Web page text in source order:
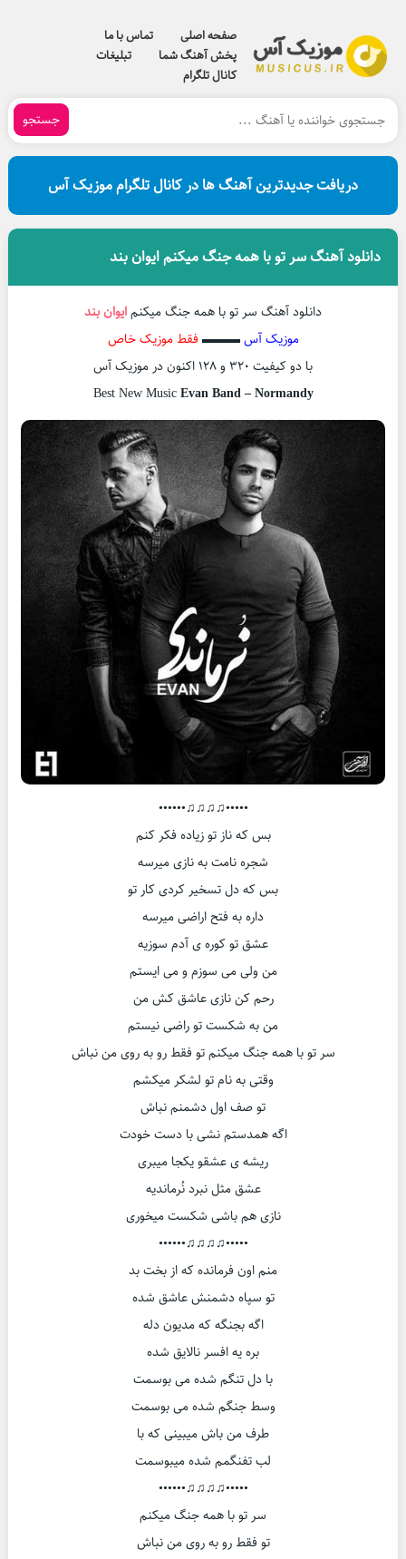
صفحه اصلی
تماس با ما
پخش آهنگ شما
تبلیغات
کانال تلگرام
جستجو
دریافت جدیدترین آهنگ ها در کانال تلگرام موزیک آس
دانلود آهنگ سر تو با همه جنگ میکنم ایوان بند
دانلود آهنگ سر تو با همه جنگ میکنمایوان بند
موزیک آس▬▬▬ فقط موزیک خاص
با دو کیفیت ۳۲۰ و ۱۲۸ اکنون در موزیک آس
Best New MusicEvan Band – Normandy
•••••♫♫♫♫••••••
بس که ناز تو زیاده فکر کنم
شجره نامت به نازی میرسه
بس که دل تسخیر کردی کار تو
داره به فتح اراضی میرسه
عشق تو کوره ی آدم سوزیه
من ولی می سوزم و می ایستم
رحم کن نازی عاشق کش من
من به شکست تو راضی نیستم
سر تو با همه جنگ میکنم تو فقط رو به روی من نباش
وقتی به نام تو لشکر میکشم
تو صف اول دشمنم نباش
اگه همدستم نشی با دست خودت
ریشه ی عشقو یکجا میبری
عشق مثل نبرد نُرماندیه
نازی هم باشی شکست میخوری
•••••♫♫♫♫••••••
منم اون فرمانده که از بخت بد
تو سپاه دشمنش عاشق شده
اگه بجنگه که مدیون دله
بره یه افسر نالایق شده
با دل تنگم شده می بوسمت
وسط جنگم شده می بوسمت
طرف من باش میبینی که با
لب تفنگمم شده میبوسمت
•••••♫♫♫♫••••••
سر تو با همه جنگ میکنم
تو فقط رو به روی من نباش